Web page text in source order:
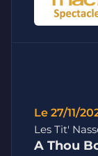
Le 27/11/
Les Tit'
A Thou